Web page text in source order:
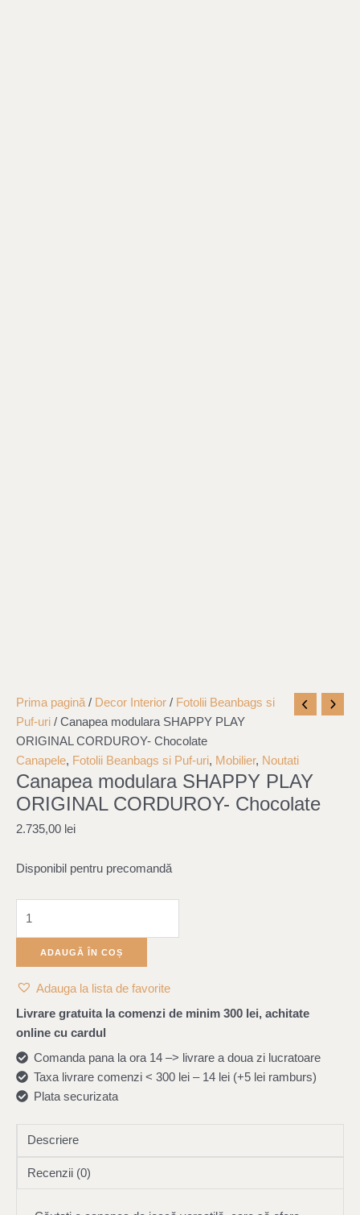
Prima pagină / Decor Interior / Fotolii Beanbags si
Puf-uri / Canapea modulara SHAPPY PLAY
ORIGINAL CORDUROY- Chocolate
Canapele, Fotolii Beanbags si Puf-uri, Mobilier, Noutati
Canapea modulara SHAPPY PLAY
ORIGINAL CORDUROY- Chocolate
2.735,00 lei
Disponibil pentru precomandă
Cantitate
Canapea
modulara
SHAPPY
PLAY
ORIGINAL
Chocolate
ADAUGĂ ÎN COȘ
Adauga la lista de favorite
Livrare gratuita la comenzi de minim 300 lei, achitate
online cu cardul
Comanda pana la ora 14 –> livrare a doua zi lucratoare
Taxa livrare comenzi < 300 lei – 14 lei (+5 lei ramburs)
Plata securizata
Descriere
Recenzii (0)